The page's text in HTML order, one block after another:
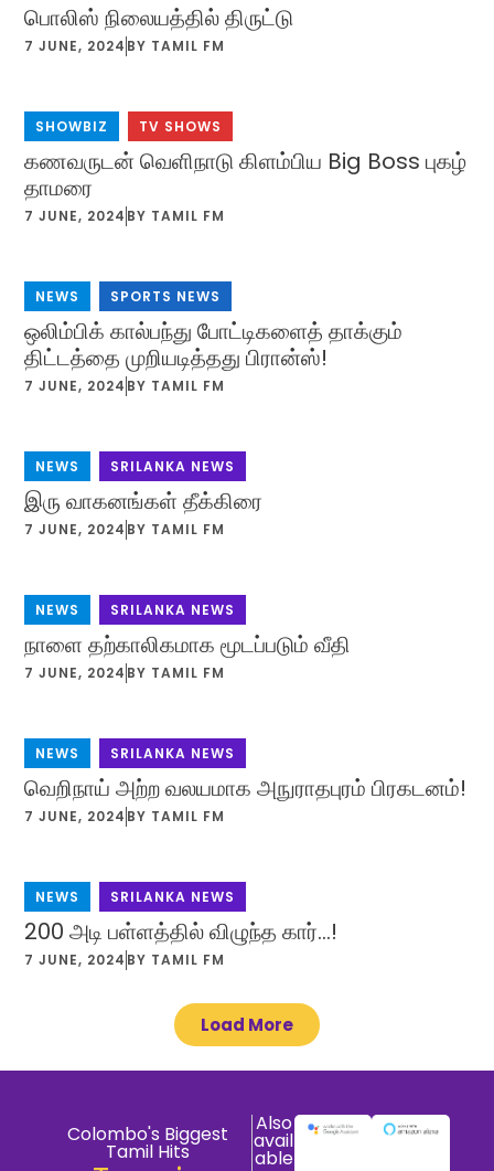
பொலிஸ் நிலையத்தில் திருட்டு
7 JUNE, 2024 BY TAMIL FM
SHOWBIZ TV SHOWS
கணவருடன் வெளிநாடு கிளம்பிய Big Boss புகழ்
தாமரை
7 JUNE, 2024 BY TAMIL FM
NEWS SPORTS NEWS
ஒலிம்பிக் கால்பந்து போட்டிகளைத் தாக்கும்
திட்டத்தை முறியடித்தது பிரான்ஸ்!
7 JUNE, 2024 BY TAMIL FM
NEWS SRILANKA NEWS
இரு வாகனங்கள் தீக்கிரை
7 JUNE, 2024 BY TAMIL FM
NEWS SRILANKA NEWS
நாளை தற்காலிகமாக மூடப்படும் வீதி
7 JUNE, 2024 BY TAMIL FM
NEWS SRILANKA NEWS
வெறிநாய் அற்ற வலயமாக அநுராதபுரம் பிரகடனம்!
7 JUNE, 2024 BY TAMIL FM
NEWS SRILANKA NEWS
200 அடி பள்ளத்தில் விழுந்த கார்…!
7 JUNE, 2024 BY TAMIL FM
Load More
Colombo's Biggest
Tamil Hits
Also
avail
able